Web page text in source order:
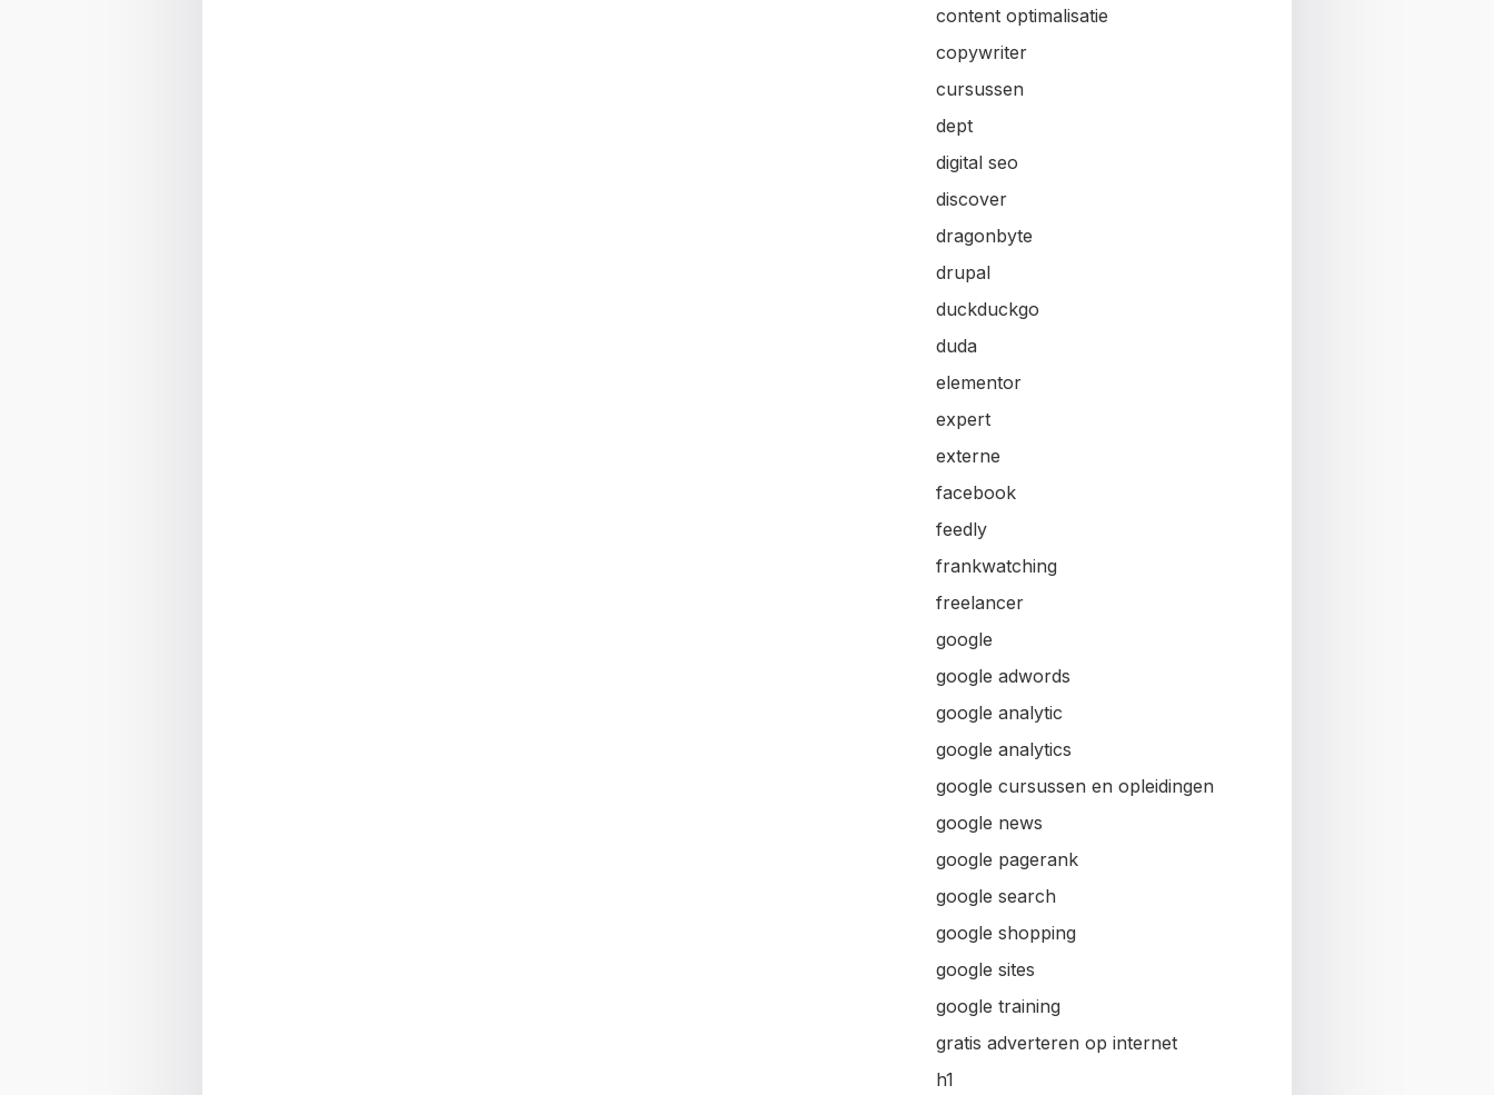
content optimalisatie
copywriter
cursussen
dept
digital seo
discover
dragonbyte
drupal
duckduckgo
duda
elementor
expert
externe
facebook
feedly
frankwatching
freelancer
google
google adwords
google analytic
google analytics
google cursussen en opleidingen
google news
google pagerank
google search
google shopping
google sites
google training
gratis adverteren op internet
h1